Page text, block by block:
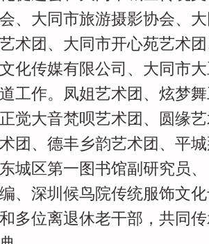
、大同市旅游摄影协会、
术团、大同市开心苑艺术
化传媒有限公司、大同市
工作。凤姐艺术团、炫梦
觉大音梵呗艺术团、圆缘
团、德丰乡韵艺术团、平
城区第一图书馆副研究员
、深圳候鸟院传统服饰文
多位离退休老干部，共同